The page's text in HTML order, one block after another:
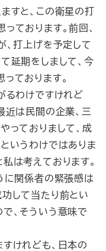
すと、この衛星の打
ております。前回、
、打上げを予定して
延期をしまして、今
ております。
るわけですけれど
近は民間の企業、三
っておりまして、成
いうわけではありま
は考えております。
に関係者の緊張感は
して当たり前とい
、そういう意味で
けれども、日本の